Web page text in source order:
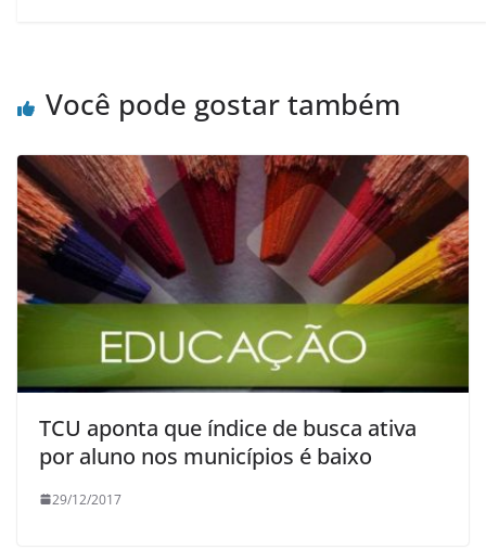
Você pode gostar também
TCU aponta que índice de busca ativa
por aluno nos municípios é baixo
29/12/2017